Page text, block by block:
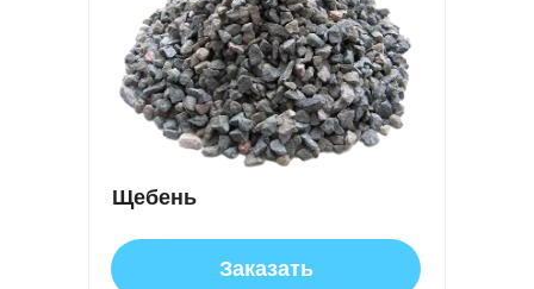
Щебень
Заказать